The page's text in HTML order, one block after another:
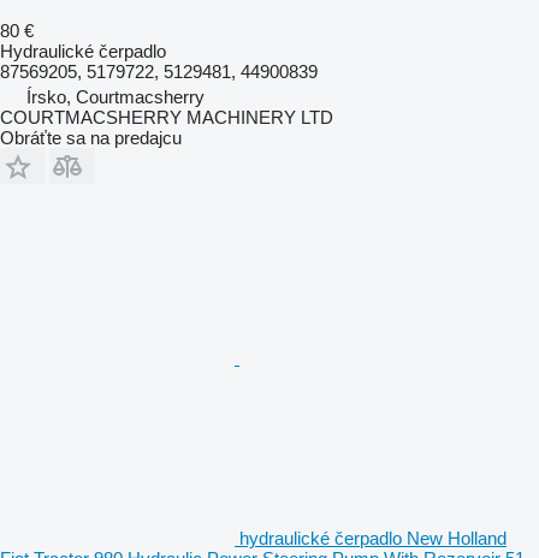
80 €
Hydraulické čerpadlo
87569205, 5179722, 5129481, 44900839
Írsko, Courtmacsherry
COURTMACSHERRY MACHINERY LTD
Obráťte sa na predajcu
hydraulické čerpadlo New Holland